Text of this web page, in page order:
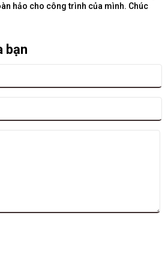
hảo cho công trình của mình. Chúc
bạn